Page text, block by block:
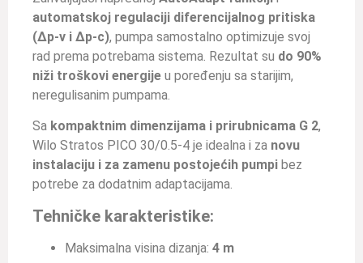
automatskoj regulaciji diferencijalnog pritiska
(Δp-v i Δp-c), pumpa samostalno optimizuje svoj
rad prema potrebama sistema. Rezultat su do 90%
niži troškovi energije u poređenju sa starijim,
neregulisanim pumpama.
Sa kompaktnim dimenzijama i prirubnicama G 2,
Wilo Stratos PICO 30/0.5-4 je idealna i za novu
instalaciju i za zamenu postojećih pumpi bez
potrebe za dodatnim adaptacijama.
Tehničke karakteristike:
Maksimalna visina dizanja: 4 m